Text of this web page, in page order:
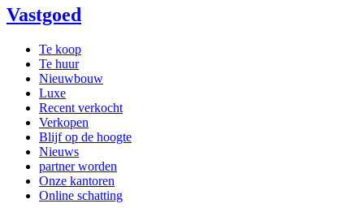
Vastgoed
Te koop
Te huur
Nieuwbouw
Luxe
Recent verkocht
Verkopen
Blijf op de hoogte
Nieuws
partner worden
Onze kantoren
Online schatting